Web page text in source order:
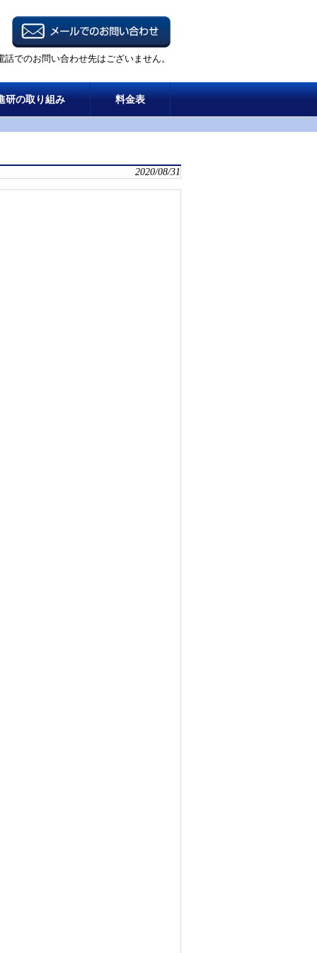
話でのお問い合わせ先はございません。
研の取り組み 料金表
2020/08/31